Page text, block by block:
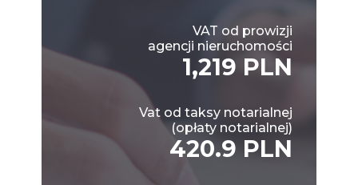
VAT od prowizji
agencji nieruchomości
1,219 PLN
Vat od taksy notarialnej
(opłaty notarialnej)
420.9 PLN